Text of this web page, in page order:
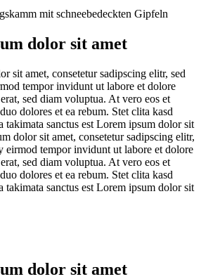
dolor sit amet
sit amet, consetetur sadipscing elitr, sed
tempor invidunt ut labore et dolore
sed diam voluptua. At vero eos et
dolores et ea rebum. Stet clita kasd
takimata sanctus est Lorem ipsum dolor sit
dolor sit amet, consetetur sadipscing elitr,
eirmod tempor invidunt ut labore et dolore
sed diam voluptua. At vero eos et
dolores et ea rebum. Stet clita kasd
takimata sanctus est Lorem ipsum dolor sit
dolor sit amet